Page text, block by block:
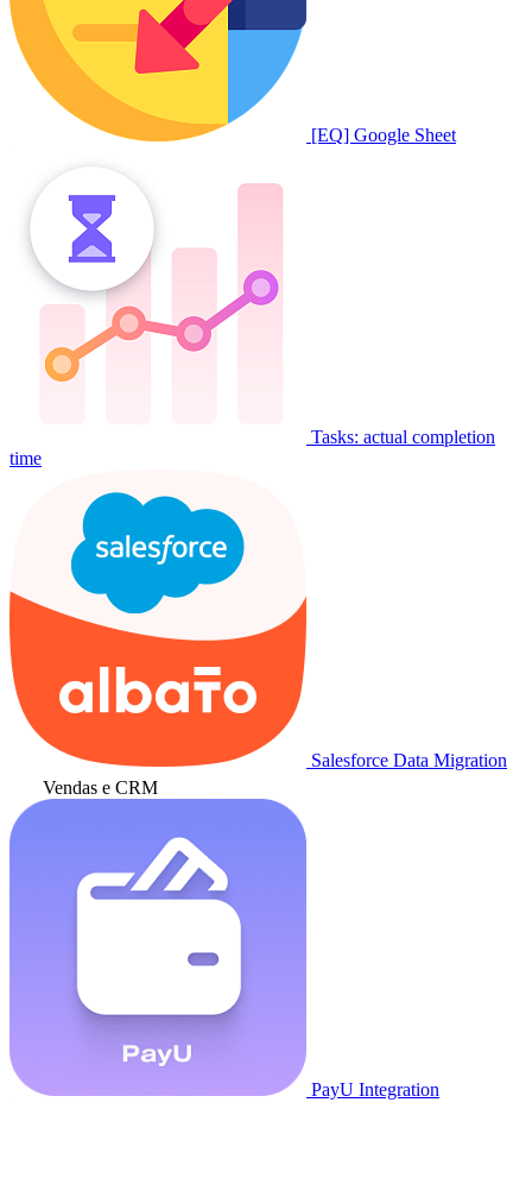
[EQ] Google Sheet
Tasks: actual completion
time
Salesforce Data Migration
Vendas e CRM
PayU Integration